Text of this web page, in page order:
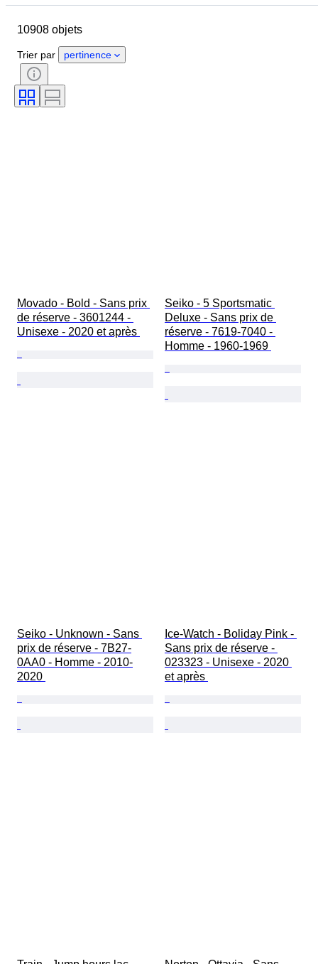
Longueur du bracelet de montre
Pays d’origine
Genre
État
Certificat
Reliure
10908 objets
Trier par pertinence
Movado - Bold - Sans prix
de réserve - 3601244 -
Unisexe - 2020 et après
Seiko - 5 Sportsmatic
Deluxe - Sans prix de
réserve - 7619-7040 -
Homme - 1960-1969
Seiko - Unknown - Sans
prix de réserve - 7B27-
0AA0 - Homme - 2010-
2020
Ice-Watch - Boliday Pink -
Sans prix de réserve -
023323 - Unisexe - 2020
et après